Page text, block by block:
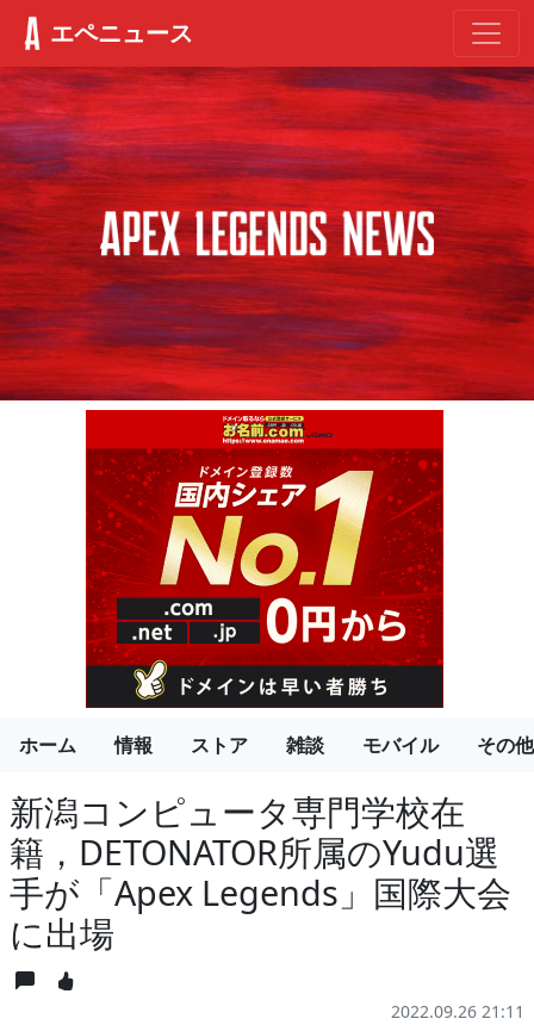
エペニュース
ホーム 情報 ストア 雑談 モバイル その他
新潟コンピュータ専門学校在
籍，DETONATOR所属のYudu選
手が「Apex Legends」国際大会
に出場
2022.09.26 21:11